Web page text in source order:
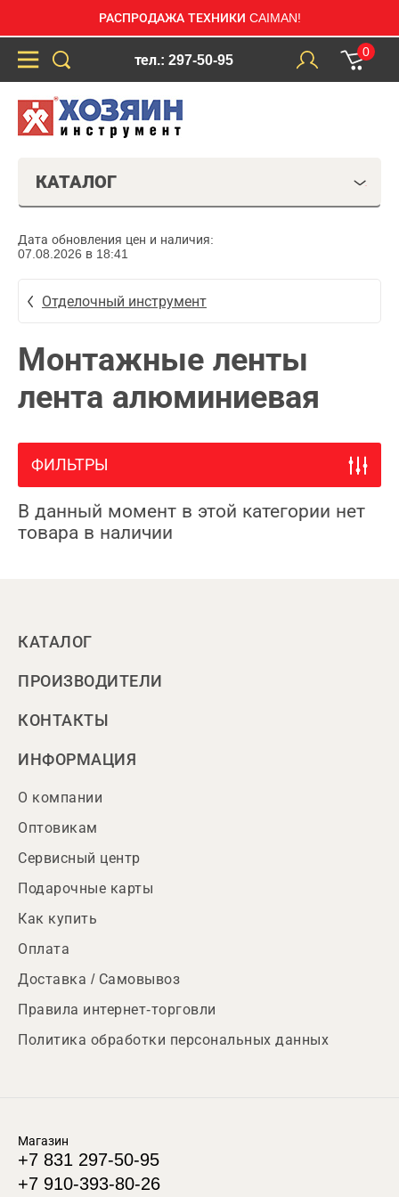
РАСПРОДАЖА ТЕХНИКИ CAIMAN!
тел.: 297-50-95
0
КАТАЛОГ
Дата обновления цен и наличия:
07.08.2026 в 18:41
Отделочный инструмент
Монтажные ленты
лента алюминиевая
ФИЛЬТРЫ
В данный момент в этой категории нет
товара в наличии
КАТАЛОГ
ПРОИЗВОДИТЕЛИ
КОНТАКТЫ
ИНФОРМАЦИЯ
О компании
Оптовикам
Сервисный центр
Подарочные карты
Как купить
Оплата
Доставка / Самовывоз
Правила интернет-торговли
Политика обработки персональных данных
Магазин
+7 831 297-50-95
+7 910-393-80-26